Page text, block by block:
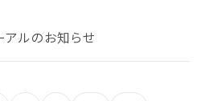
アルのお知らせ